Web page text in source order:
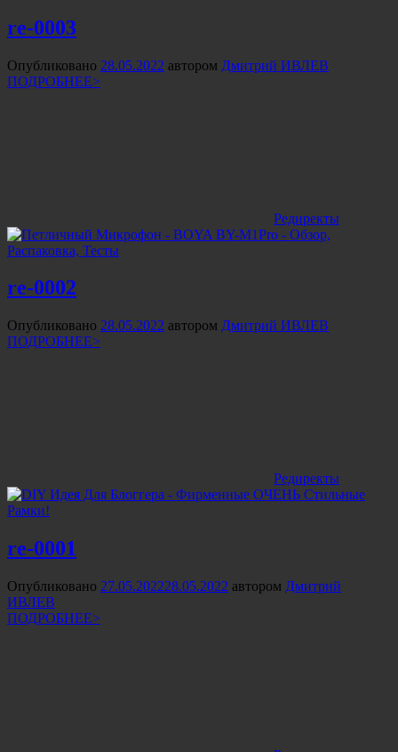
re-0003
Опубликовано 28.05.2022 автором Дмитрий ИВЛЕВ
ПОДРОБНЕЕ>
Редиректы
re-0002
Опубликовано 28.05.2022 автором Дмитрий ИВЛЕВ
ПОДРОБНЕЕ>
Редиректы
re-0001
Опубликовано 27.05.202228.05.2022 автором Дмитрий
ИВЛЕВ
ПОДРОБНЕЕ>